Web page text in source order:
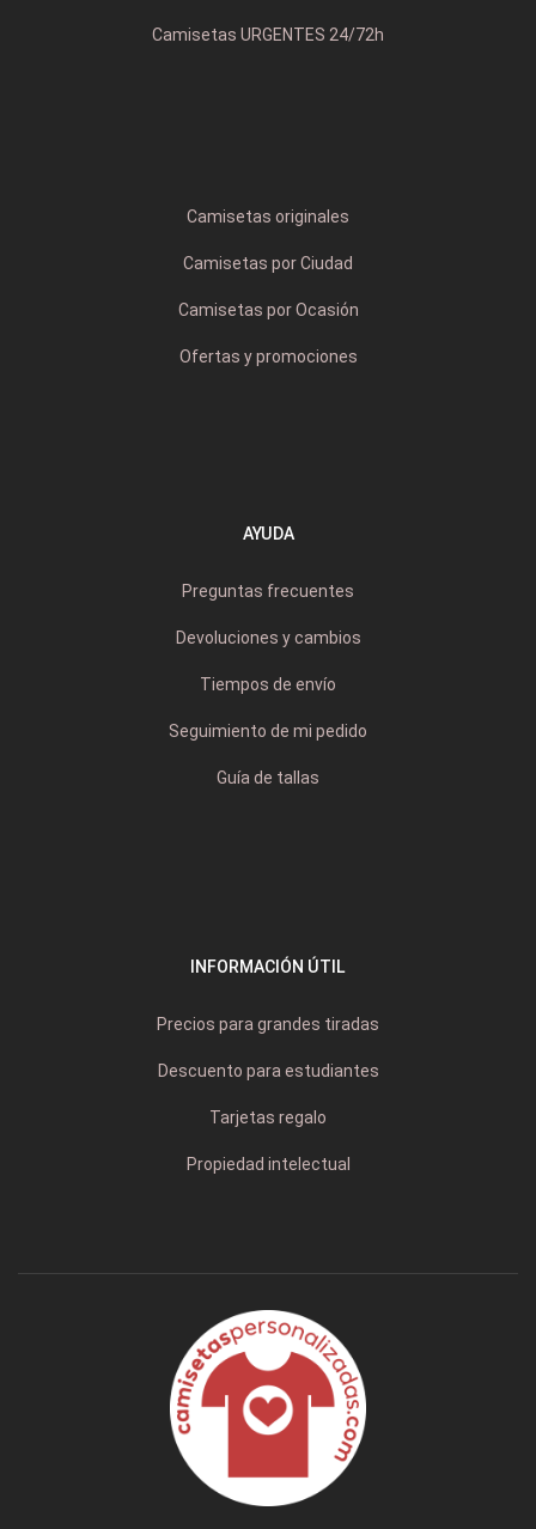
Camisetas URGENTES 24/72h
Camisetas originales
Camisetas por Ciudad
Camisetas por Ocasión
Ofertas y promociones
AYUDA
Preguntas frecuentes
Devoluciones y cambios
Tiempos de envío
Seguimiento de mi pedido
Guía de tallas
INFORMACIÓN ÚTIL
Precios para grandes tiradas
Descuento para estudiantes
Tarjetas regalo
Propiedad intelectual